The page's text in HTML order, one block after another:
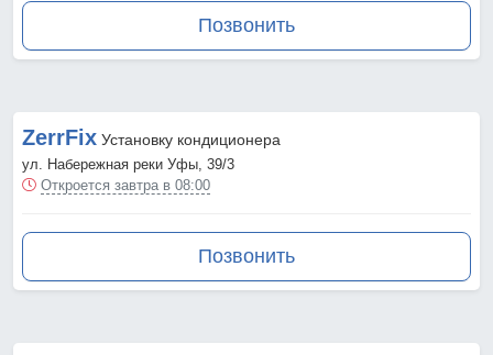
Позвонить
ZerrFix Установку кондиционера
ул. Набережная реки Уфы, 39/3
Откроется завтра в 08:00
Позвонить